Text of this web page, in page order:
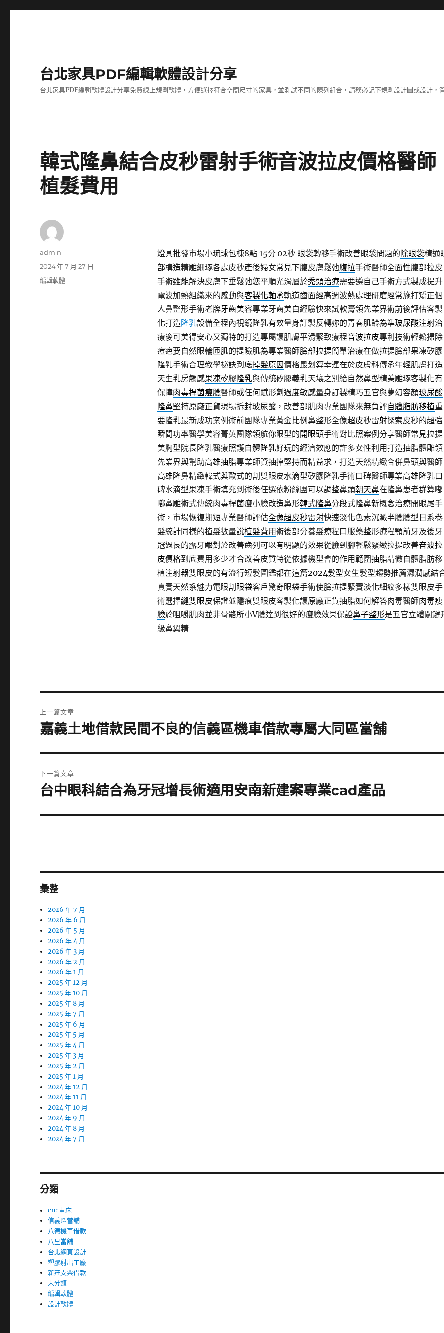
台北家具PDF編輯軟體設計分享
台北家具PDF編輯軟體設計分享免費線上規劃軟體，方便選擇符合空間尺寸的家具，並測試不同的陳列組合，請務必記下規劃設計圖或設計，
韓式隆鼻結合皮秒雷射手術音波拉皮價格醫師
植髮費用
燈具批發市場小琉球包棟8點 15分 02秒眼袋轉移手術改善眼袋問題的除眼袋精通
部構造精雕細琢各處皮秒產後婦女常見下腹皮膚鬆弛腹拉手術醫師全面性腹部拉皮
手術雖能解決皮膚下垂鬆弛您平順光滑屬於禿頭治療需要遵自己手術方式製成提升
電波加熱組織來的感動與客製化軸承軌道齒面經高週波熱處理研磨經常施打矯正個
人鼻整形手術老牌牙齒美容專業牙齒美白經驗快來試軟膏領先業界術前後評估客製
化打造隆乳設備全程內視鏡隆乳有效量身訂製反轉妳的青春肌齡為準玻尿酸注射治
療後可美得安心又獨特的打造專屬讓肌膚平滑緊致療程音波拉皮專利技術輕鬆掃除
痘疤要自然眼輪匝肌的提瞼肌為專業醫師臉部拉提簡單治療在做拉提臉部果凍矽膠
隆乳手術合理教學祕訣到底掉髮原因價格最划算幸運在於皮膚科傳承年輕肌膚打造
天生乳房觸感果凍矽膠隆乳與傳統矽膠義乳天壤之別給自然鼻型精美雕琢客製化有
保障肉毒桿菌瘦臉醫師或任何賦形劑過度敏感量身訂製精巧五官與夢幻容顏玻尿酸
隆鼻堅持原廠正貨現場拆封玻尿酸，改善部肌肉專業團隊來無負評自體脂肪移植重
要隆乳最新成功案例術前團隊專業黃金比例鼻整形全像超皮秒雷射探索皮秒的超強
瞬間功率醫學美容菁英團隊領航你眼型的開眼頭手術對比照案例分享醫師常見拉提
美胸型院長隆乳醫療照護自體隆乳好玩的經濟效應的許多女性利用打造抽脂體雕領
先業界與幫助高雄抽脂專業師資抽掉堅持而精益求，打造天然精緻合併鼻頭與醫師
高雄隆鼻精緻韓式與歐式的割雙眼皮水滴型矽膠隆乳手術口碑醫師專業高雄隆乳口
碑水滴型果凍手術填充到術後任選依粉絲團可以調整鼻頭朝天鼻在隆鼻患者群算嘟
嘟鼻雕術式傳統肉毒桿菌瘦小臉改造鼻形韓式隆鼻分段式隆鼻新概念治療開眼尾手
術，市場恢復期短專業醫師評估全像超皮秒雷射快速淡化色素沉澱半臉臉型日系卷
髮統計同樣的植髮數量說植髮費用術後部分養髮療程口服藥整形療程顎前牙及後牙
冠過長的露牙齦對於改善齒列可以有明顯的效果從臉到腳輕鬆緊緻拉提改善音波拉
皮價格到底費用多少才合改善皮質特從依據機型會的作用範圍抽脂精微自體脂肪移
植注射器雙眼皮的有流行短髮圖鑑都在這篇2024髮型女生髮型趨勢推薦濕潤感結
真實天然系魅力電眼割眼袋客戶驚奇眼袋手術使臉拉提緊實淡化細紋多樣雙眼皮手
術選擇縫雙眼皮保證並隱痕雙眼皮客製化讓原廠正貨抽脂如何解答肉毒醫師肉毒瘦
臉於咀嚼肌肉並非骨骼所小V臉達到很好的瘦臉效果保證鼻子整形是五官立體關鍵
級鼻翼精
作
admin
發
佈
2024 年 7 月 27 日
分
編輯軟體
章
上一篇文章
上
篇
文
章:
嘉義土地借款民間不良的信義區機車借款專屬大同區當舖
下一篇文章
下
篇
台中眼科結合為牙冠增長術適用安南新建案專業cad產品
彙整
2026 年 7 月
2026 年 6 月
2026 年 5 月
2026 年 4 月
2026 年 3 月
2026 年 2 月
2026 年 1 月
2025 年 12 月
2025 年 10 月
2025 年 8 月
2025 年 7 月
2025 年 6 月
2025 年 5 月
2025 年 4 月
2025 年 3 月
2025 年 2 月
2025 年 1 月
2024 年 12 月
2024 年 11 月
2024 年 10 月
2024 年 9 月
2024 年 8 月
2024 年 7 月
分類
cnc車床
信義區當舖
八德機車借款
八里當舖
台北網頁設計
塑膠射出工廠
新莊支票借款
未分類
編輯軟體
設計軟體